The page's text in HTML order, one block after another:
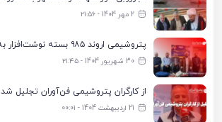
2 مهر 1404 - ۲۱:۵۶
30 شهریور 1404 - ۲۱:۴۵
از کارگران پتروشیمی فن‌آوران تجلیل شد
21 اردیبهشت 1404 - ۰۰:۰۱